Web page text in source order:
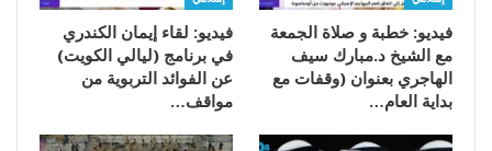
فيديو: خطبة و صلاة الجمعة
مع الشيخ د.مبارك سيف
الهاجري بعنوان (وقفات مع
بداية العام…
فيديو: لقاء إيمان الكندري
في برنامج (ليالي الكويت)
عن الفوائد التربوية من
مواقف…